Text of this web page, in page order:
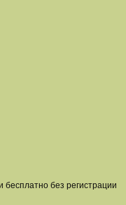
бесплатно без регистрации